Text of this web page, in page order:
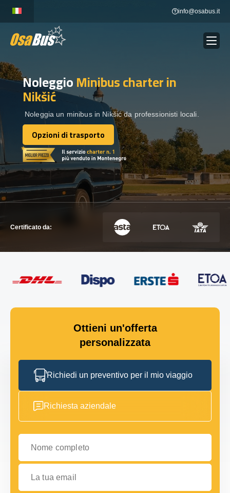
content
info@osabus.it
NOLEGGIO AUTOBUS Show dropdown
DESTINAZIONI
FLOTTA
METTITI IN CONTATTO
METTITI IN CONTATTO
NoleggioMinibus charterin
Nikšić
Noleggia un minibus in Nikšić da professionisti locali.
Opzioni di trasporto
Opzioni di trasporto
Certificato da:
Ottieni un'offerta
personalizzata
Richiedi un preventivo per il mio viaggio
Richiesta aziendale
Nome completo
La tua email